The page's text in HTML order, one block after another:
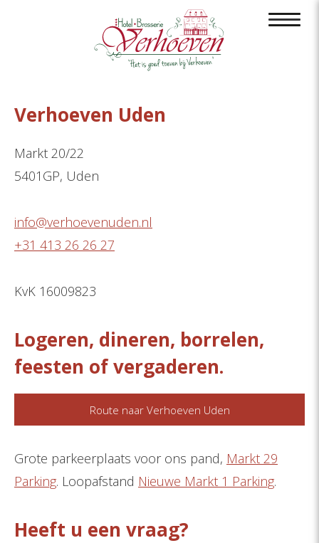
Verhoeven Uden
Markt 20/22
5401GP, Uden
info@verhoevenuden.nl
+31 413 26 26 27
KvK 16009823
Logeren, dineren, borrelen,
feesten of vergaderen.
Route naar Verhoeven Uden
Grote parkeerplaats voor ons pand, Markt 29
Parking. Loopafstand Nieuwe Markt 1 Parking.
Heeft u een vraag?